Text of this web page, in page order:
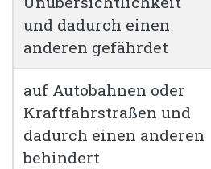
und dadurch einen
anderen gefährdet
auf Autobahnen oder
Kraftfahrstraßen und
dadurch einen anderen
behindert